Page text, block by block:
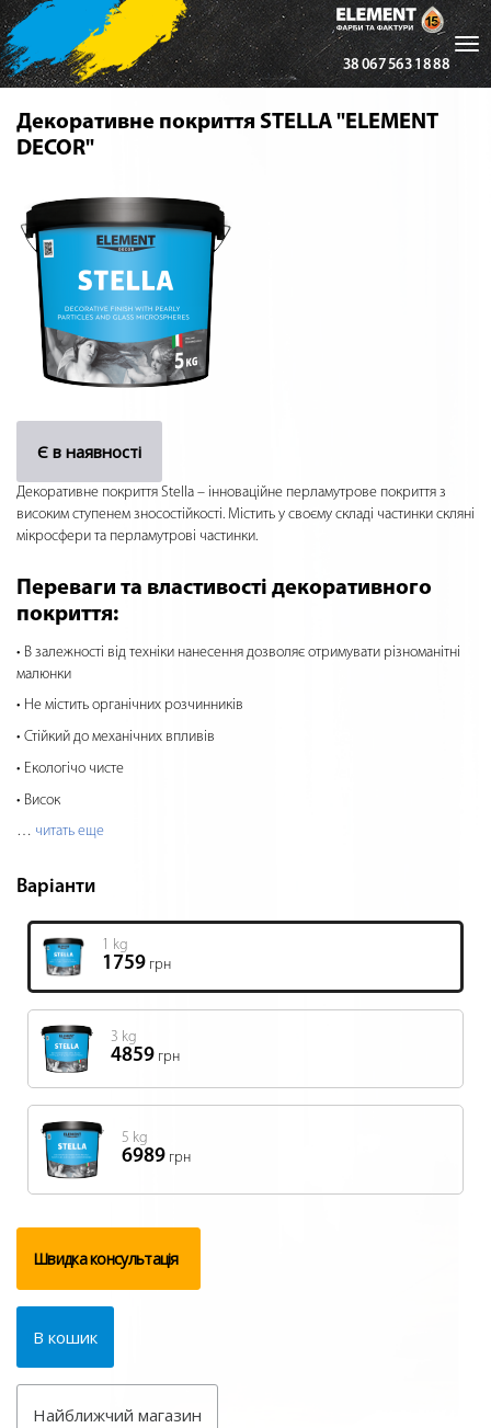
38 067 563 18 88
Декоративне покриття STELLA "ELEMENT
DECOR"
Є в наявності
Декоративне покриття Stella – інноваційне перламутрове покриття з
високим ступенем зносостійкості. Містить у своєму складі частинки скляні
мікросфери та перламутрові частинки.
Переваги та властивості декоративного
покриття:
В залежності від техніки нанесення дозволяє отримувати різноманітні
малюнки
Не містить органічних розчинників
Стійкий до механічних впливів
Екологічо чисте
Висок
… читать еще
Варіанти
1 kg
1759 грн
3 kg
4859 грн
5 kg
6989 грн
Швидка консультація
В кошик
Найближчий магазин